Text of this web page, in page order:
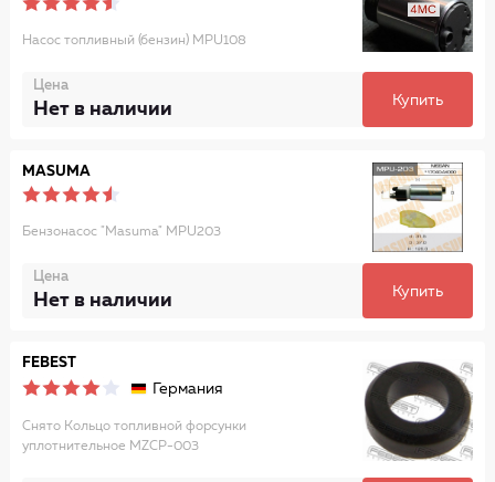
Насос топливный (бензин) MPU108
Цена
Нет в наличии Купить
MASUMA
Бензонасос "Masuma" MPU203
Цена
Нет в наличии Купить
FEBEST
Германия
Снято Кольцо топливной форсунки
уплотнительное MZCP-003